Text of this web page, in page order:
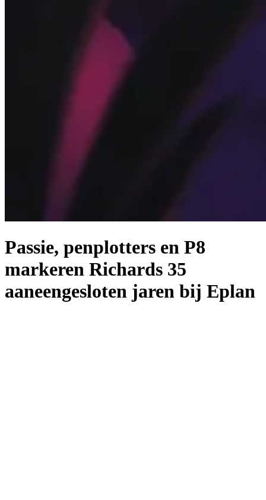
Passie, penplotters en P8
markeren Richards 35
aaneengesloten jaren bij Eplan